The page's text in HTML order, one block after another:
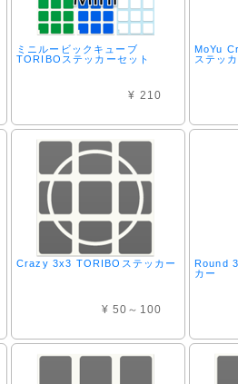
ミニルービックキューブ
TORIBOステッカーセット
¥ 210
MoYu
ステッ
Crazy 3x3 TORIBOステッカー
¥ 50～100
Round
カー